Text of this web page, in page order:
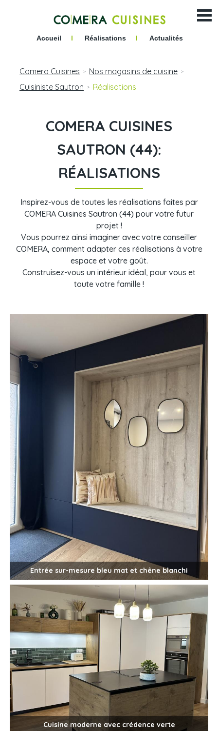
Accueil I Réalisations I Actualités
Comera Cuisines > Nos magasins de cuisine >
Cuisiniste Sautron > Réalisations
COMERA CUISINES
SAUTRON (44):
RÉALISATIONS
Inspirez-vous de toutes les réalisations faites par
COMERA Cuisines Sautron (44) pour votre futur
projet !
Vous pourrez ainsi imaginer avec votre conseiller
COMERA, comment adapter ces réalisations à votre
espace et votre goût.
Construisez-vous un intérieur idéal, pour vous et
toute votre famille !
Entrée sur-mesure bleu mat et chêne blanchi
Cuisine moderne avec crédence verte